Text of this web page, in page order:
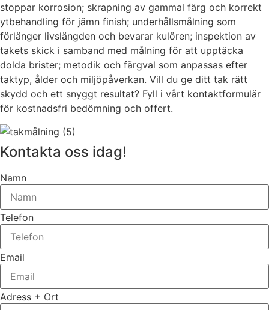
stoppar korrosion; skrapning av gammal färg och korrekt
ytbehandling för jämn finish; underhållsmålning som
förlänger livslängden och bevarar kulören; inspektion av
takets skick i samband med målning för att upptäcka
dolda brister; metodik och färgval som anpassas efter
taktyp, ålder och miljöpåverkan. Vill du ge ditt tak rätt
skydd och ett snyggt resultat? Fyll i vårt kontaktformulär
för kostnadsfri bedömning och offert.
Kontakta oss idag!
Namn
Telefon
Email
Adress + Ort